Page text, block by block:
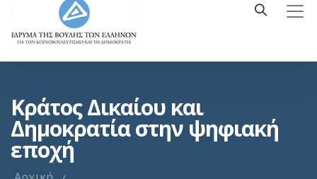
Κράτος Δικαίου και
Δημοκρατία στην ψηφιακή
εποχή